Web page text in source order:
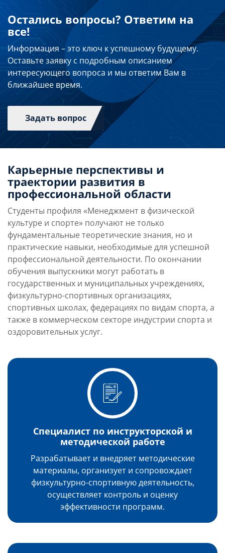
Остались вопросы? Ответим на
все!
Информация – это ключ к успешному будущему.
Оставьте заявку с подробным описанием
интересующего вопроса и мы ответим Вам в
ближайшее время.
Задать вопрос
Карьерные перспективы и
траектории развития в
профессиональной области
Студенты профиля «Менеджмент в физической
культуре и спорте» получают не только
фундаментальные теоретические знания, но и
практические навыки, необходимые для успешной
профессиональной деятельности. По окончании
обучения выпускники могут работать в
государственных и муниципальных учреждениях,
физкультурно-спортивных организациях,
спортивных школах, федерациях по видам спорта, а
также в коммерческом секторе индустрии спорта и
оздоровительных услуг.
Специалист по инструкторской и
методической работе
Разрабатывает и внедряет методические
материалы, организует и сопровождает
физкультурно-спортивную деятельность,
осуществляет контроль и оценку
эффективности программ.